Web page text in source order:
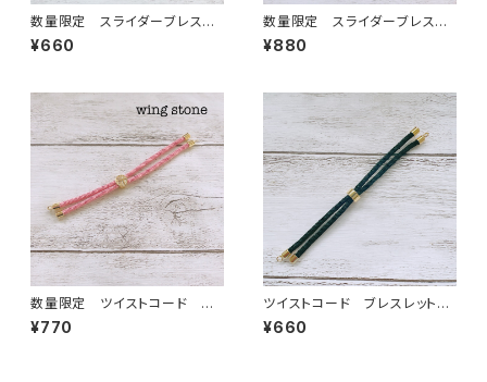
数量限定 スライダーブレスレ
ット紐 ワインレッド
¥660
数量限定 スライダーブレスレ
ット紐 ワンポイントストーン付
き モカブラウン
¥880
数量限定 ツイストコード ス
ライダーブレスレット ベビーピ
ンク
¥770
ツイストコード ブレスレット
紐 ブラック
¥660